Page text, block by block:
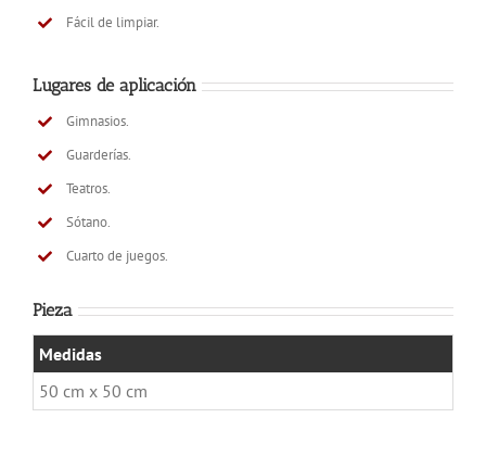
Fácil de limpiar.
Lugares de aplicación
Gimnasios.
Guarderías.
Teatros.
Sótano.
Cuarto de juegos.
Pieza
Medidas
50 cm x 50 cm